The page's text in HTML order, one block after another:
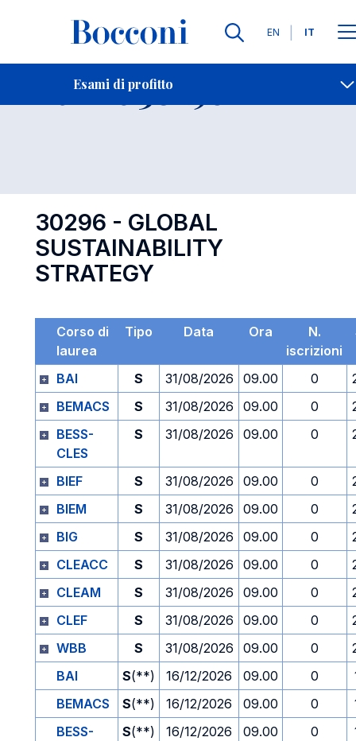
Lingue
EN IT
Esami di profitto
Contatti
Esame 30296 Open
30296 - GLOBAL
SUSTAINABILITY
STRATEGY
Corso di
laurea
Tipo Data Ora
N.
iscrizioni
BAI S 31/08/2026 09.00 0
BEMACS
S 31/08/2026 09.00 0
BESS-
CLES
S 31/08/2026 09.00 0
BIEF S 31/08/2026 09.00 0
BIEM
S 31/08/2026 09.00 0
BIG
S 31/08/2026 09.00 0
CLEACC
S 31/08/2026 09.00 0
CLEAM
S 31/08/2026 09.00 0
CLEF
S 31/08/2026 09.00 0
WBB
S 31/08/2026 09.00 0
BAI
S(**) 16/12/2026 09.00 0
BEMACS
S(**) 16/12/2026 09.00 0
BESS-
S(**) 16/12/2026 09.00 0